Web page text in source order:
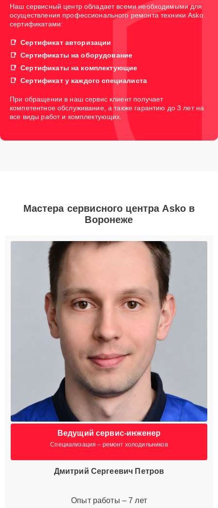
Наш сервисный центр обладает всеми необходимыми для
осуществления профессионального ремонта техники Asko
сертификатами:
Сертификат авторизации
Сертификаты на оборудование
Сертификаты на комплектующие
Сертификат у каждого специалиста
При обращении в наш сервис клиент получает
компетентное обслуживание, а также гарантию до 3 лет на
все виды работ и комплектующих.
Мастера сервисного центра Asko в
Воронеже
Ведущий сервис-инженер
Специализация – ремонт холодильников
Дмитрий Сергеевич Петров
Опыт работы – 7 лет